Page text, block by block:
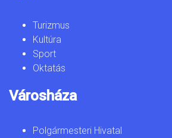
Turizmus
Kultúra
Sport
Oktatás
Városháza
Polgármesteri Hivatal